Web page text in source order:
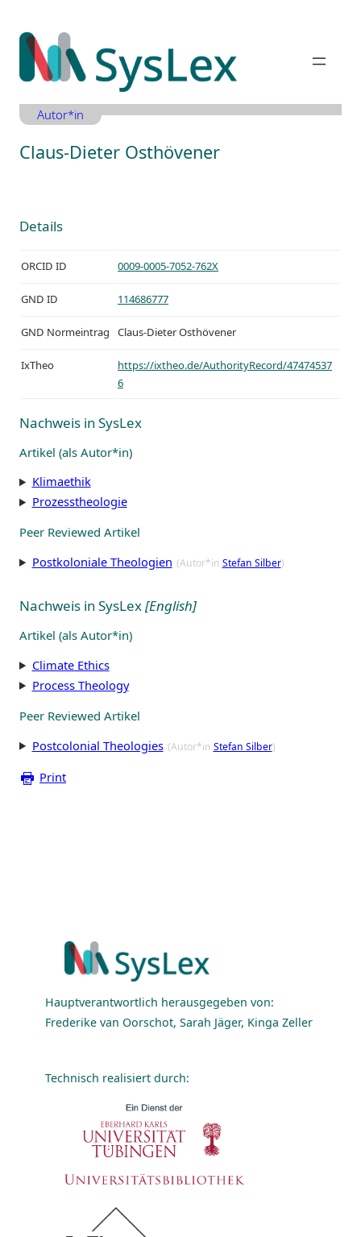
Inhalt
springen
Autor*in
Claus-Dieter Osthövener
Details
ORCID ID 0009-0005-7052-762X
GND ID 114686777
GND Normeintrag Claus-Dieter Osthövener
IxTheo
https://ixtheo.de/AuthorityRecord/47474537
6
Nachweis in SysLex
Artikel (als Autor*in)
Klimaethik
Prozesstheologie
Peer Reviewed Artikel
Postkoloniale Theologien (Autor*in Stefan Silber)
Nachweis in SysLex[English]
Artikel (als Autor*in)
Climate Ethics
Process Theology
Peer Reviewed Artikel
Postcolonial Theologies (Autor*in Stefan Silber)
Print
Hauptverantwortlich herausgegeben von:
Frederike van Oorschot, Sarah Jäger, Kinga Zeller
Technisch realisiert durch: